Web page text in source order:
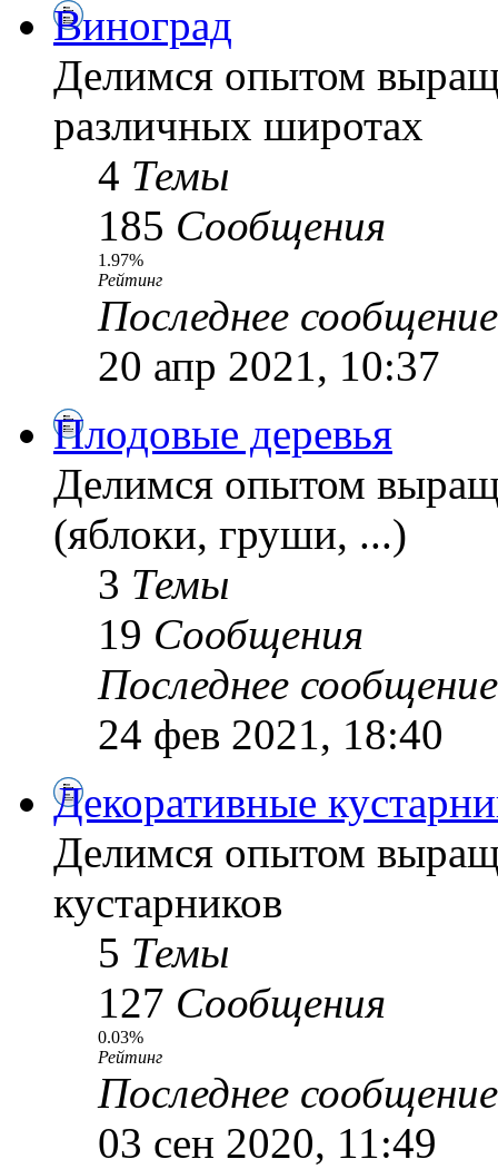
Виноград
Делимся опытом
различных широтах
4 Темы
185 Сообщения
1.97%
Рейтинг
Последнее сообщение
20 апр 2021, 10:37
Плодовые деревья
Делимся опытом
(яблоки, груши, ...)
3 Темы
19 Сообщения
Последнее сообщение
24 фев 2021, 18:40
Декоративные
Делимся опытом
кустарников
5 Темы
127 Сообщения
0.03%
Рейтинг
Последнее сообщение
03 сен 2020, 11:49